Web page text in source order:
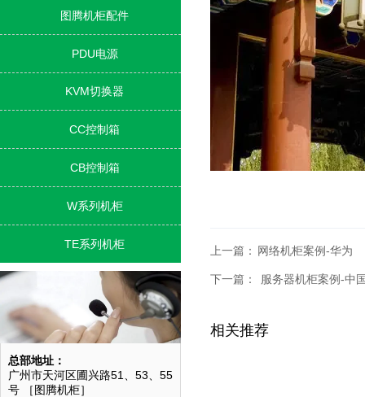
上一篇： 网络机柜案例-华为
下一篇： 服务器机柜案例-中
相关推荐
图腾机柜配件
PDU电源
KVM切换器
CC控制箱
CB控制箱
W系列机柜
TE系列机柜
总部地址：
广州市天河区圃兴路51、53、55
号 ［图腾机柜］